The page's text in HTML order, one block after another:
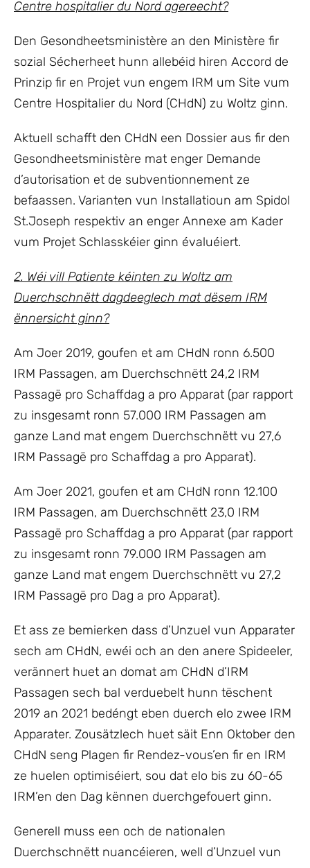
Centre hospitalier du Nord agereecht?
Den Gesondheetsministère an den Ministère fir
sozial Sécherheet hunn allebéid hiren Accord de
Prinzip fir en Projet vun engem IRM um Site vum
Centre Hospitalier du Nord (CHdN) zu Woltz ginn.
Aktuell schafft den CHdN een Dossier aus fir den
Gesondheetsministère mat enger Demande
d’autorisation et de subventionnement ze
befaassen. Varianten vun Installatioun am Spidol
St.Joseph respektiv an enger Annexe am Kader
vum Projet Schlasskéier ginn évaluéiert.
2. Wéi vill Patiente kéinten zu Woltz am
Duerchschnëtt dagdeeglech mat dësem IRM
ënnersicht ginn?
Am Joer 2019, goufen et am CHdN ronn 6.500
IRM Passagen, am Duerchschnëtt 24,2 IRM
Passagë pro Schaffdag a pro Apparat (par rapport
zu insgesamt ronn 57.000 IRM Passagen am
ganze Land mat engem Duerchschnëtt vu 27,6
IRM Passagë pro Schaffdag a pro Apparat).
Am Joer 2021, goufen et am CHdN ronn 12.100
IRM Passagen, am Duerchschnëtt 23,0 IRM
Passagë pro Schaffdag a pro Apparat (par rapport
zu insgesamt ronn 79.000 IRM Passagen am
ganze Land mat engem Duerchschnëtt vu 27,2
IRM Passagë pro Dag a pro Apparat).
Et ass ze bemierken dass d’Unzuel vun Apparater
sech am CHdN, ewéi och an den anere Spideeler,
verännert huet an domat am CHdN d’IRM
Passagen sech bal verduebelt hunn tëschent
2019 an 2021 bedéngt eben duerch elo zwee IRM
Apparater. Zousätzlech huet säit Enn Oktober den
CHdN seng Plagen fir Rendez-vous’en fir en IRM
ze huelen optimiséiert, sou dat elo bis zu 60-65
IRM’en den Dag kënnen duerchgefouert ginn.
Generell muss een och de nationalen
Duerchschnëtt nuancéieren, well d’Unzuel vun